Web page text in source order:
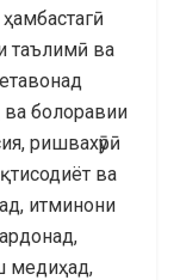
таълимӣ ва
ва болоравии
ришвахӯрӣ
ва
итминони
медиҳад,